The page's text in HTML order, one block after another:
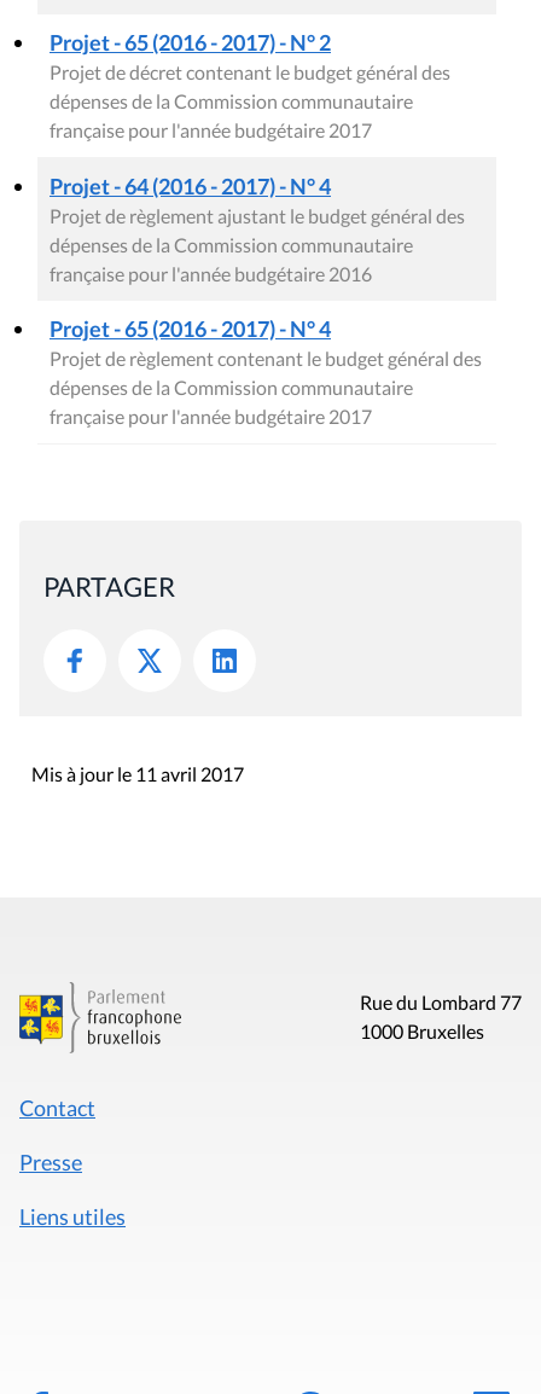
Projet - 65 (2016 - 2017) - N° 2
Projet de décret contenant le budget général des
dépenses de la Commission communautaire
française pour l'année budgétaire 2017
Projet - 64 (2016 - 2017) - N° 4
Projet de règlement ajustant le budget général des
dépenses de la Commission communautaire
française pour l'année budgétaire 2016
Projet - 65 (2016 - 2017) - N° 4
Projet de règlement contenant le budget général des
dépenses de la Commission communautaire
française pour l'année budgétaire 2017
PARTAGER
Mis à jour le 11 avril 2017
Rue du Lombard 77
1000 Bruxelles
Contact
Presse
Liens utiles